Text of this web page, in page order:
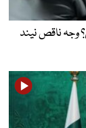
وجہ ناقص نیند